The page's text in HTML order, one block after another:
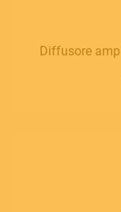
Diffusore